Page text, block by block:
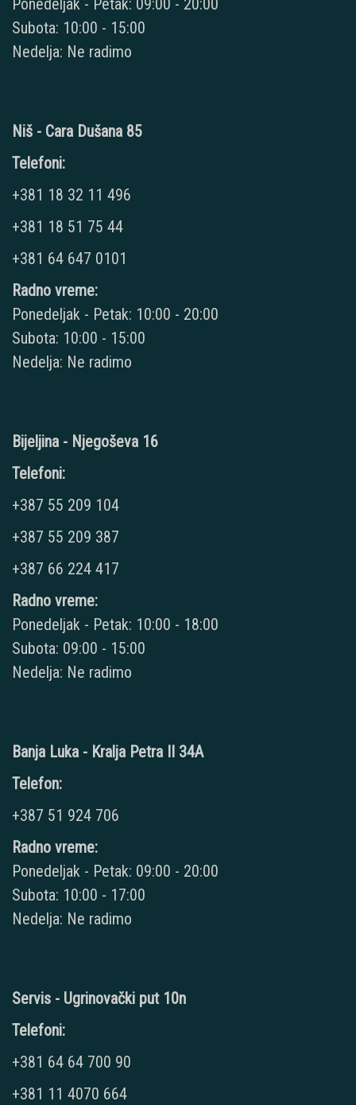
Ponedeljak - Petak: 09:00 - 20:00
Subota: 10:00 - 15:00
Nedelja: Ne radimo
Niš - Cara Dušana 85
Telefoni:
+381 18 32 11 496
+381 18 51 75 44
+381 64 647 0101
Radno vreme:
Ponedeljak - Petak: 10:00 - 20:00
Subota: 10:00 - 15:00
Nedelja: Ne radimo
Bijeljina - Njegoševa 16
Telefoni:
+387 55 209 104
+387 55 209 387
+387 66 224 417
Radno vreme:
Ponedeljak - Petak: 10:00 - 18:00
Subota: 09:00 - 15:00
Nedelja: Ne radimo
Banja Luka - Kralja Petra II 34A
Telefon:
+387 51 924 706
Radno vreme:
Ponedeljak - Petak: 09:00 - 20:00
Subota: 10:00 - 17:00
Nedelja: Ne radimo
Servis - Ugrinovački put 10n
Telefoni:
+381 64 64 700 90
+381 11 4070 664